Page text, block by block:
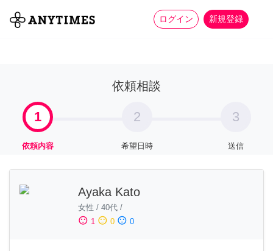
ログイン 新規登録
全て 家事 more_horiz
依頼相談
1
依頼内容
2
希望日時
3
送信
Ayaka Kato
女性 / 40代 /
sentiment_satisfied 1 sentiment_neutral 0 sentiment_dissatisfied 0